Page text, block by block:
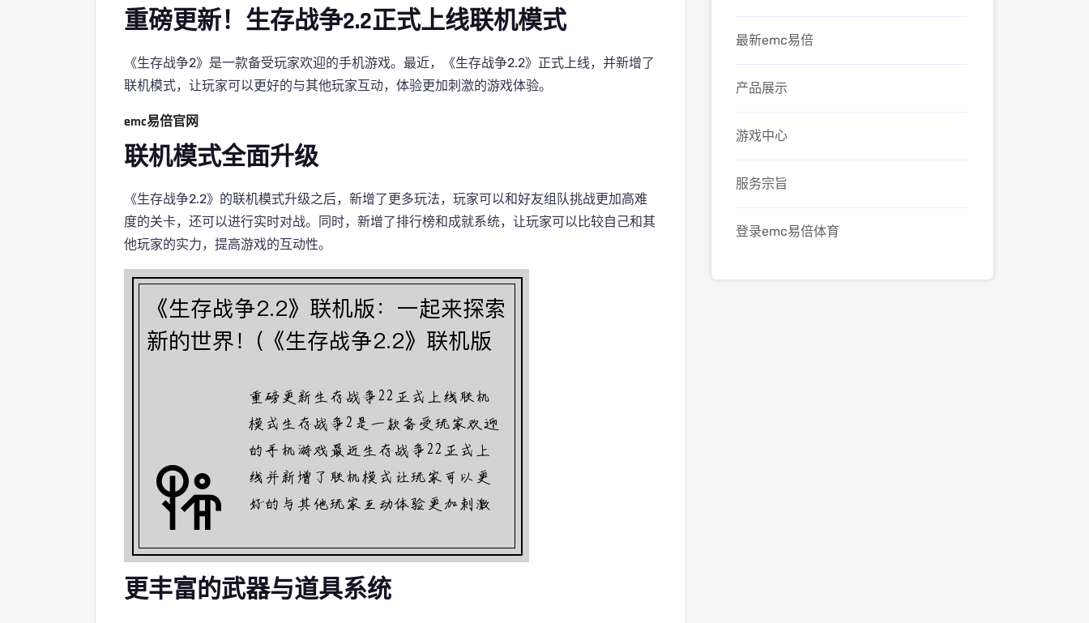
重磅更新！生存战争2.2正式上线联机模式
《生存战争2》是一款备受玩家欢迎的手机游戏。最近，《生存战争2.2》正式上线，并新增了
联机模式，让玩家可以更好的与其他玩家互动，体验更加刺激的游戏体验。
emc易倍官网
联机模式全面升级
《生存战争2.2》的联机模式升级之后，新增了更多玩法，玩家可以和好友组队挑战更加高难
度的关卡，还可以进行实时对战。同时，新增了排行榜和成就系统，让玩家可以比较自己和其
他玩家的实力，提高游戏的互动性。
更丰富的武器与道具系统
最新emc易倍
产品展示
游戏中心
服务宗旨
登录emc易倍体育